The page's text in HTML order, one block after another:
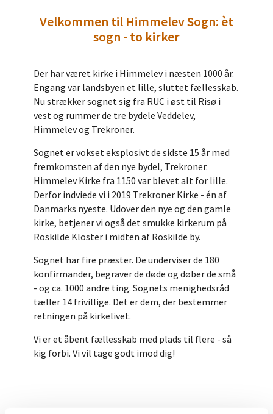
Velkommen til Himmelev Sogn: èt
sogn - to kirker
Der har været kirke i Himmelev i næsten 1000 år.
Engang var landsbyen et lille, sluttet fællesskab.
Nu strækker sognet sig fra RUC i øst til Risø i
vest og rummer de tre bydele Veddelev,
Himmelev og Trekroner.
Sognet er vokset eksplosivt de sidste 15 år med
fremkomsten af den nye bydel, Trekroner.
Himmelev Kirke fra 1150 var blevet alt for lille.
Derfor indviede vi i 2019 Trekroner Kirke - én af
Danmarks nyeste. Udover den nye og den gamle
kirke, betjener vi også det smukke kirkerum på
Roskilde Kloster i midten af Roskilde by.
Sognet har fire præster. De underviser de 180
konfirmander, begraver de døde og døber de små
- og ca. 1000 andre ting. Sognets menighedsråd
tæller 14 frivillige. Det er dem, der bestemmer
retningen på kirkelivet.
Vi er et åbent fællesskab med plads til flere - så
kig forbi. Vi vil tage godt imod dig!